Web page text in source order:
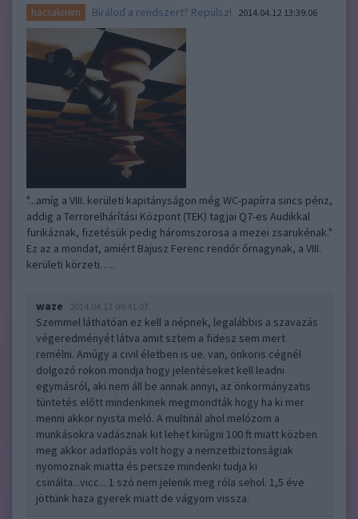
hacsaknem Bírálod a rendszert? Repülsz! 2014.04.12 13:39:06
"...amíg a VIII. kerületi kapitányságon még WC-papírra sincs pénz,
addig a Terrorelhárítási Központ (TEK) tagjai Q7-es Audikkal
furikáznak, fizetésük pedig háromszorosa a mezei zsarukénak."
Ez az a mondat, amiért Bajusz Ferenc rendőr őrnagynak, a VIII.
kerületi körzeti…..
waze 2014.04.13 09:41:07
Szemmel láthatóan ez kell a népnek, legalábbis a szavazás
végeredményét látva amit sztem a fidesz sem mert
remélni. Amúgy a civil életben is ue. van, önkoris cégnél
dolgozó rokon mondja hogy jelentéseket kell leadni
egymásról, aki nem áll be annak annyi, az önkormányzatis
tüntetés előtt mindenkinek megmondták hogy ha ki mer
menni akkor nyista meló. A multinál ahol melózom a
munkásokra vadásznak kit lehet kirúgni 100 ft miatt közben
meg akkor adatlopás volt hogy a nemzetbiztonságiak
nyomoznak miatta és persze mindenki tudja ki
csinálta...vicc... 1 szó nem jelenik meg róla sehol. 1,5 éve
jöttünk haza gyerek miatt de vágyom vissza.